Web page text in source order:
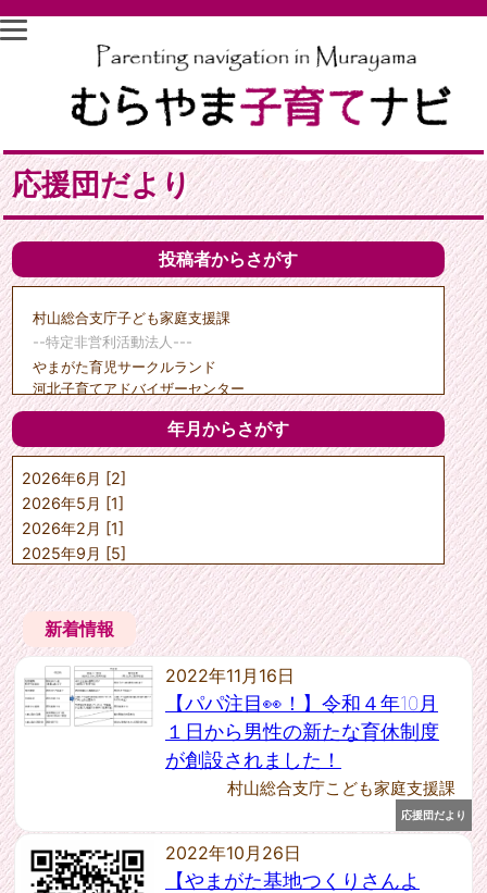
応援団だより
投稿者からさがす
村山総合支庁子ども家庭支援課
--特定非営利活動法人---
やまがた育児サークルランド
河北子育てアドバイザーセンター
子育て支援天の童
ポポーのひろば
---市町村---
山形市こども未来課
上山市子ども子育て課
天童市子育て支援課
寒河江市子育て推進課
村山市子育て支援課
東根市子育て健康課
尾花沢市福祉課
中山町健康福祉課
山辺町保健福祉課
河北町健康福祉課
西川町健康福祉課
---任意団体---
村山教育事務所社会教育課
年月からさがす
2026年6月 [2]
2026年5月 [1]
2026年2月 [1]
2025年9月 [5]
2025年7月 [1]
2025年6月 [2]
2025年5月 [1]
2025年4月 [1]
2025年1月 [1]
2024年12月 [2]
2024年10月 [4]
2024年6月 [2]
2024年5月 [1]
2024年4月 [2]
新着情報
応援団だより
2022年11月16日
【パパ注目👀！】令和４年10月
１日から男性の新たな育休制度
が創設されました！
村山総合支庁こども家庭支援課
2022年10月26日
【やまがた基地つくりさんよ